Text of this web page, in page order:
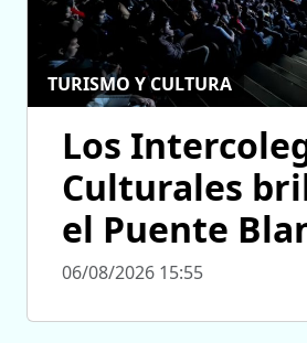
TURISMO Y CULTURA
Los
Culturales
el Puente
06/08/2026 15:55